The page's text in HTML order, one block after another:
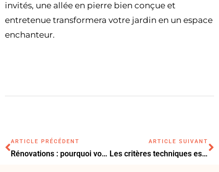
invités, une allée en pierre bien conçue et
entretenue transformera votre jardin en un espace
enchanteur.
ARTICLE PRÉCÉDENT
Rénovations : pourquoi vous devriez faire appel à un entrepreneur spécialisé
ARTICLE SUIVANT
Les critères techniques essentiels pour choisir un taille-haie à batterie performant